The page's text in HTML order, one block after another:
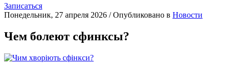
Записаться
Понедельник, 27 апреля 2026 /Опубликовано в Новости
Чем болеют сфинксы?